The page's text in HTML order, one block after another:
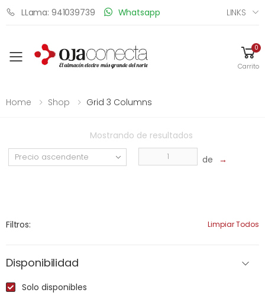
LLama: 941039739 Whatsapp LINKS
Toggle mobile menu
0
Carrito
Home Shop Grid 3 Columns
Mostrando de resultados
de →
Filtros: Limpiar Todos
Disponibilidad
Solo disponibles